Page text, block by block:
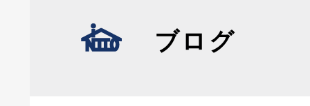
ブログ